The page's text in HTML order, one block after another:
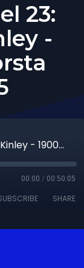
23:
-
MrPresident del 23: William McKinley - 1900-talets första POTUS#25
00:00 / 00:50:05
SHARE